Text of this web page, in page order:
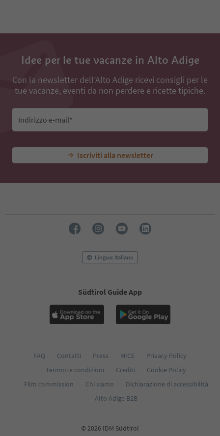
Idee per le tue vacanze in Alto Adige
Con la newsletter dell’Alto Adige ricevi consigli per le
tue vacanze, eventi da non perdere e ricette tipiche.
Indirizzo e-mail*
Iscriviti alla newsletter
Lingua: Italiano
Südtirol Guide App
FAQ Contatti Press MICE
Privacy Policy
Termini e condizioni
Crediti
Cookie Policy
Film commission
Chi siamo
Dichiarazione di accessibilità
Alto Adige B2B
© 2026 IDM Südtirol